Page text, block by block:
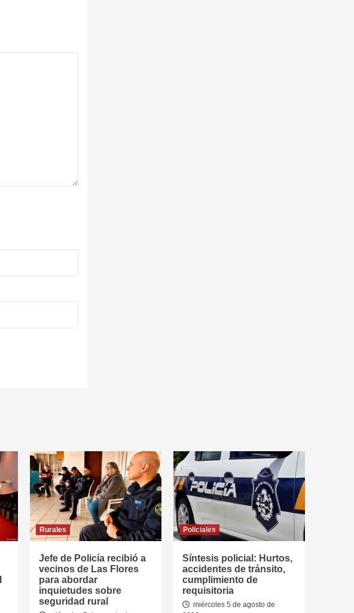
Rurales
Jefe de Policía recibió a
vecinos de Las Flores
para abordar
inquietudes sobre
seguridad rural
Policiales
Síntesis policial: Hurtos,
accidentes de tránsito,
cumplimiento de
requisitoria
miércoles 5 de agosto de